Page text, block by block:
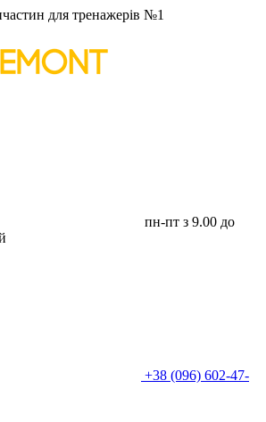
для тренажерів №1
пн-пт з 9.00 до
+38 (096) 602-47-